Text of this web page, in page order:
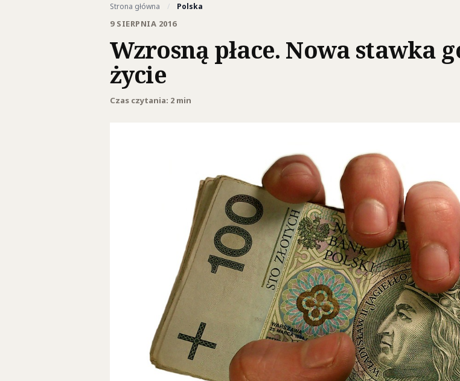
Strona główna / Polska
9 SIERPNIA 2016
Wzrosną płace. Nowa stawka
życie
Czas czytania: 2 min